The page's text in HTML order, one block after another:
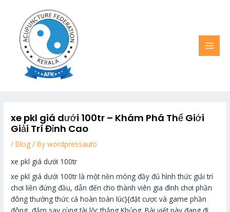
content
xe pkl giá dưới 100tr – Khám Phá Thế Giới
Giải Trí Đỉnh Cao
/Blog / Bywordpressauto
xe pkl giá dưới 100tr
xe pkl giá dưới 100tr là một nền móng đầy đủ hình thức giải trí
chơi liền đứng đầu, dẫn đến cho thành viên gia đình chơi phần
đông thưởng thức cá hoàn toàn lúc}{đặt cược và game phần
đông, đắm say cùng tài lộc thắng Khủng. Bài viết này đang đi